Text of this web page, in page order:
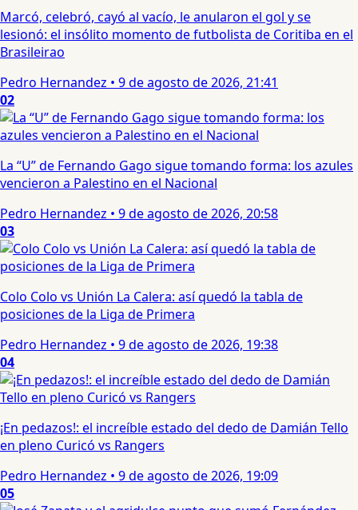
Marcó, celebró, cayó al vacío, le anularon el gol y se
lesionó: el insólito momento de futbolista de Coritiba en el
Brasileirao
Pedro Hernandez • 9 de agosto de 2026, 21:41
02
La “U” de Fernando Gago sigue tomando forma: los azules
vencieron a Palestino en el Nacional
Pedro Hernandez • 9 de agosto de 2026, 20:58
03
Colo Colo vs Unión La Calera: así quedó la tabla de
posiciones de la Liga de Primera
Pedro Hernandez • 9 de agosto de 2026, 19:38
04
¡En pedazos!: el increíble estado del dedo de Damián Tello
en pleno Curicó vs Rangers
Pedro Hernandez • 9 de agosto de 2026, 19:09
05